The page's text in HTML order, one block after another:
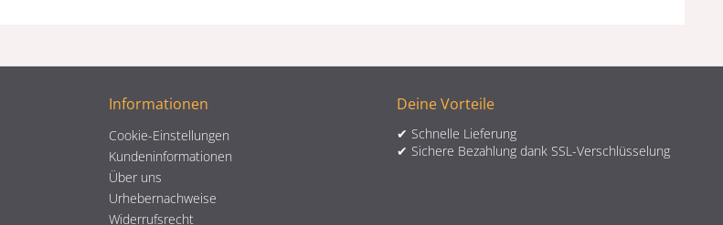
Informationen
Cookie-Einstellungen
Kundeninformationen
Über uns
Urhebernachweise
Widerrufsrecht
Deine Vorteile
✔ Schnelle Lieferung
✔ Sichere Bezahlung dank SSL-Verschlüsselung